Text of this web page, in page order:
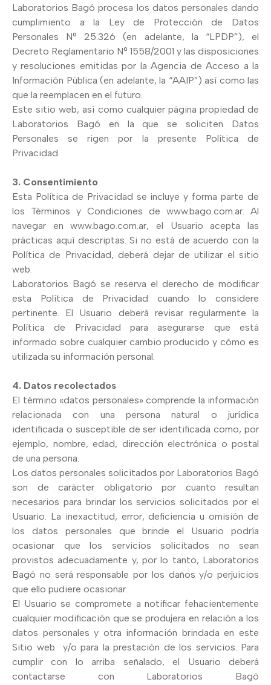
Laboratorios Bagó procesa los datos personales dando
cumplimiento a la Ley de Protección de Datos
Personales N° 25.326 (en adelante, la “LPDP”), el
Decreto Reglamentario N° 1558/2001 y las disposiciones
y resoluciones emitidas por la Agencia de Acceso a la
Información Pública (en adelante, la “AAIP”) así como las
que la reemplacen en el futuro.
Este sitio web, así como cualquier página propiedad de
Laboratorios Bagó en la que se soliciten Datos
Personales se rigen por la presente Política de
Privacidad.
3. Consentimiento
Esta Política de Privacidad se incluye y forma parte de
los Términos y Condiciones de www.bago.com.ar. Al
navegar en www.bago.com.ar, el Usuario acepta las
prácticas aquí descriptas. Si no está de acuerdo con la
Política de Privacidad, deberá dejar de utilizar el sitio
web.
Laboratorios Bagó se reserva el derecho de modificar
esta Política de Privacidad cuando lo considere
pertinente. El Usuario deberá revisar regularmente la
Política de Privacidad para asegurarse que está
informado sobre cualquier cambio producido y cómo es
utilizada su información personal.
4. Datos recolectados
El término «datos personales» comprende la información
relacionada con una persona natural o jurídica
identificada o susceptible de ser identificada como, por
ejemplo, nombre, edad, dirección electrónica o postal
de una persona.
Los datos personales solicitados por Laboratorios Bagó
son de carácter obligatorio por cuanto resultan
necesarios para brindar los servicios solicitados por el
Usuario. La inexactitud, error, deficiencia u omisión de
los datos personales que brinde el Usuario podría
ocasionar que los servicios solicitados no sean
provistos adecuadamente y, por lo tanto, Laboratorios
Bagó no será responsable por los daños y/o perjuicios
que ello pudiere ocasionar.
El Usuario se compromete a notificar fehacientemente
cualquier modificación que se produjera en relación a los
datos personales y otra información brindada en este
Sitio web y/o para la prestación de los servicios. Para
cumplir con lo arriba señalado, el Usuario deberá
contactarse con Laboratorios Bagó